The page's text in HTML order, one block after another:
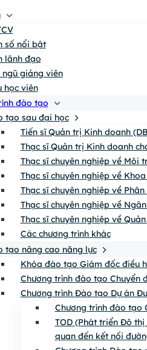
số nổi bật
lãnh đạo
giảng viên
học viên
đào tạo
tạo sau đại học
Tiến sĩ Quản trị Kinh doanh
Thạc sĩ Quản trị Kinh doanh
Thạc sĩ chuyên nghiệp về Môi
Thạc sĩ chuyên nghiệp về
Thạc sĩ chuyên nghiệp về
Thạc sĩ chuyên nghiệp về
Thạc sĩ chuyên nghiệp về
Các chương trình khác
tạo nâng cao năng lực
Khóa đào tạo Giám đốc điều
Chương trình đào tạo Chuyển
Chương trình Đào tạo Dự án
Chương trình đào tạo
TOD (Phát triển Đô
quan đến kết nối